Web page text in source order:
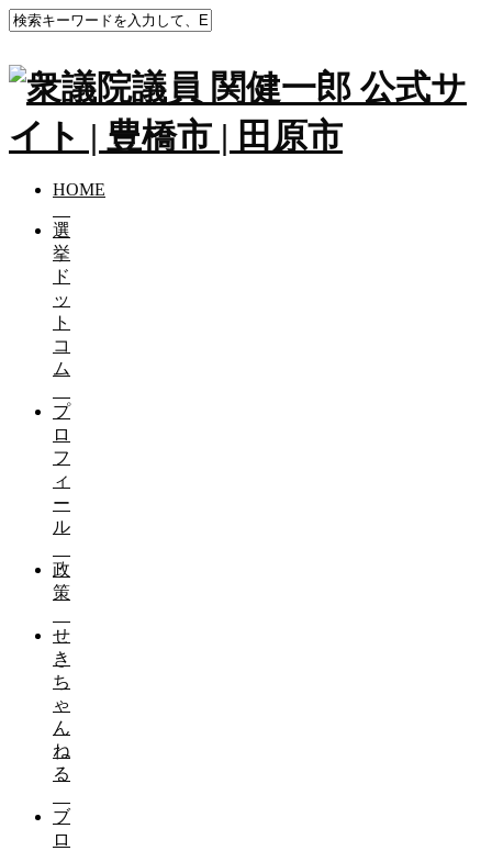
HOME
選
挙
ド
ッ
ト
コ
ム
プ
ロ
フ
ィ
ー
ル
政
策
せ
き
ち
ゃ
ん
ね
る
ブ
ロ